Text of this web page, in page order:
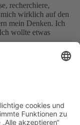
recherchiere,
wirklich auf den
mein Denken. Ich
wollte etwas
– aber ein
nach Anfang an.